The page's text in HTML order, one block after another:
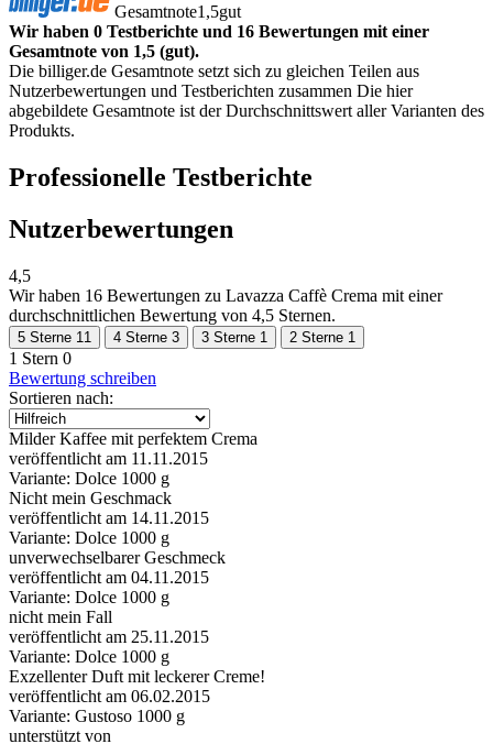
Gesamtnote1,5gut
Wir haben 0 Testberichte und 16 Bewertungen mit einer
Gesamtnote von 1,5 (gut).
Die billiger.de Gesamtnote setzt sich zu gleichen Teilen aus
Nutzerbewertungen und Testberichten zusammen Die hier
abgebildete Gesamtnote ist der Durchschnittswert aller Varianten des
Produkts.
Professionelle Testberichte
Nutzerbewertungen
4,5
Wir haben 16 Bewertungen zu Lavazza Caffè Crema mit einer
durchschnittlichen Bewertung von 4,5 Sternen.
5 Sterne 11 4 Sterne 3 3 Sterne 1 2 Sterne 1
1 Stern 0
Bewertung schreiben
Sortieren nach:
Milder Kaffee mit perfektem Crema
veröffentlicht am 11.11.2015
Variante: Dolce 1000 g
Nicht mein Geschmack
veröffentlicht am 14.11.2015
Variante: Dolce 1000 g
unverwechselbarer Geschmeck
veröffentlicht am 04.11.2015
Variante: Dolce 1000 g
nicht mein Fall
veröffentlicht am 25.11.2015
Variante: Dolce 1000 g
Exzellenter Duft mit leckerer Creme!
veröffentlicht am 06.02.2015
Variante: Gustoso 1000 g
unterstützt von